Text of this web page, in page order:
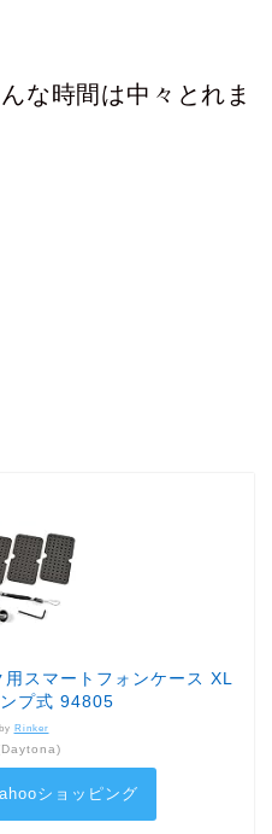
な時間は中々とれま
スマートフォンケース XL
プ式 94805
Rinker
ショッピング